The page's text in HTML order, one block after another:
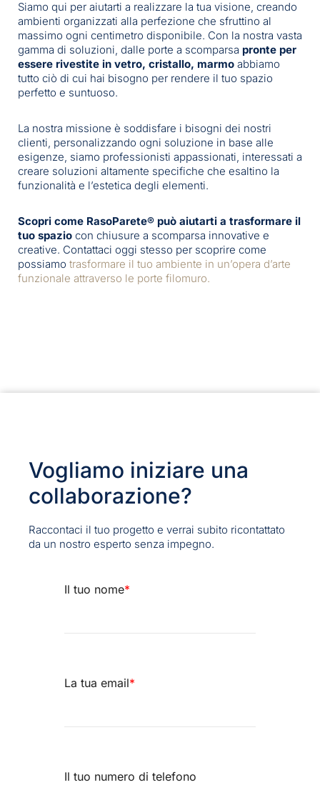
Siamo qui per aiutarti a realizzare la tua visione, creando
ambienti organizzati alla perfezione che sfruttino al
massimo ogni centimetro disponibile. Con la nostra vasta
gamma di soluzioni, dalle porte a scomparsa pronte per
essere rivestite in vetro, cristallo, marmo abbiamo
tutto ciò di cui hai bisogno per rendere il tuo spazio
perfetto e suntuoso.
La nostra missione è soddisfare i bisogni dei nostri
clienti, personalizzando ogni soluzione in base alle
esigenze, siamo professionisti appassionati, interessati a
creare soluzioni altamente specifiche che esaltino la
funzionalità e l’estetica degli elementi.
Scopri come RasoParete® può aiutarti a trasformare il
tuo spazio con chiusure a scomparsa innovative e
creative. Contattaci oggi stesso per scoprire come
possiamo trasformare il tuo ambiente in un’opera d’arte
funzionale attraverso le porte filomuro.
Vogliamo iniziare una
collaborazione?
Raccontaci il tuo progetto e verrai subito ricontattato
da un nostro esperto senza impegno.
Il tuo nome*
La tua email*
Il tuo numero di telefono